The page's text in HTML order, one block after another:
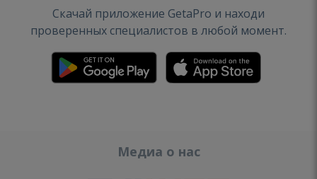
Скачай приложение GetaPro и находи
проверенных специалистов в любой момент.
Медиа о нас